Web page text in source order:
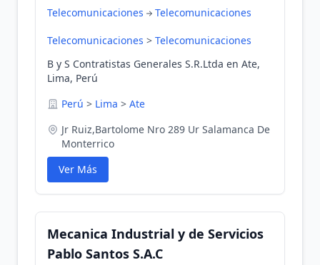
Telecomunicaciones Telecomunicaciones
Telecomunicaciones > Telecomunicaciones
B y S Contratistas Generales S.R.Ltda en Ate,
Lima, Perú
Perú > Lima > Ate
Jr Ruiz,Bartolome Nro 289 Ur Salamanca De
Monterrico
Ver Más
Mecanica Industrial y de Servicios
Pablo Santos S.A.C